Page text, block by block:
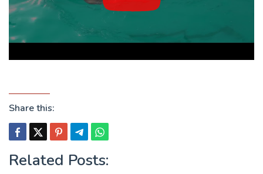
Share this:
Related Posts: